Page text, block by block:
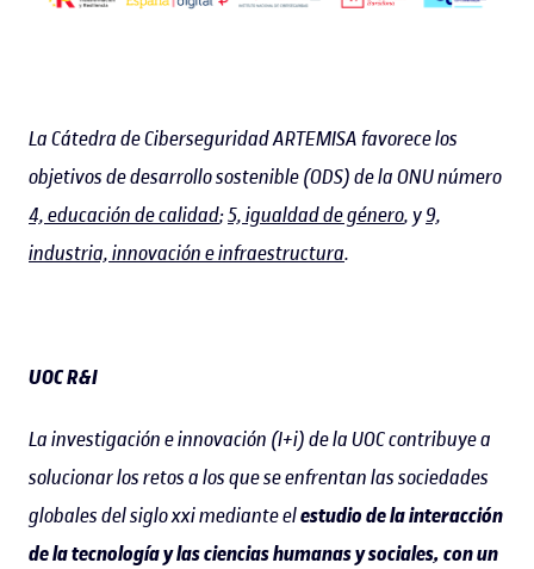
La Cátedra de Ciberseguridad ARTEMISA favorece los
objetivos de desarrollo sostenible (ODS) de la ONU número
4, educación de calidad;5, igualdad de género, y9,
industria, innovación e infraestructura.
UOC R&I
La investigación e innovación (I+i) de la UOC contribuye a
solucionar los retos a los que se enfrentan las sociedades
globales del siglo xxi mediante elestudio de la interacción
de la tecnología y las ciencias humanas y sociales, con un